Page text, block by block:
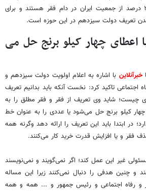
هستند؛ گفت: نزدیک به ٣۵ درصد از جمعیت ایران در دام فقر هستند و برای
تعریف دولت سیزدهم در این حوزه است.
اعطای چهار کیلو برنج حل می
خبرآنلاین با اشاره به اعلام اولویت دولت سیزدهم و
اجتماعی تاکید کرد: نخست آنکه باید بدانیم تعریف
چیست؛ شاید وی تعریف از فقر و فقر مطلق را به
چهار کیلو برنج حل می‌شود یا عددی را به عنوان خط
در ابتدا باید این تعریف را ارائه دهد وگرنه همه
فقر و یا افزایش قدرت خرید کار می‌کنند.
غیر این عمل کند؛ اگر نمی‌گویند و نمی‌نویسند
و چنین هدفی را دنبال نمی‌کنند زیرا این مساله
و رفاه اجتماعی و رئیس جمهور و ... همه و همه